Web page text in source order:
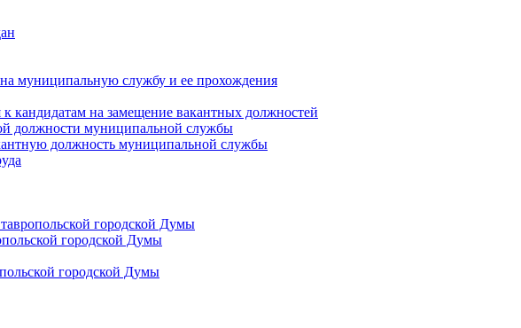
муниципальную службу и ее прохождения
кандидатам на замещение вакантных должностей
должности муниципальной службы
должность муниципальной службы
городской Думы
городской Думы
городской Думы